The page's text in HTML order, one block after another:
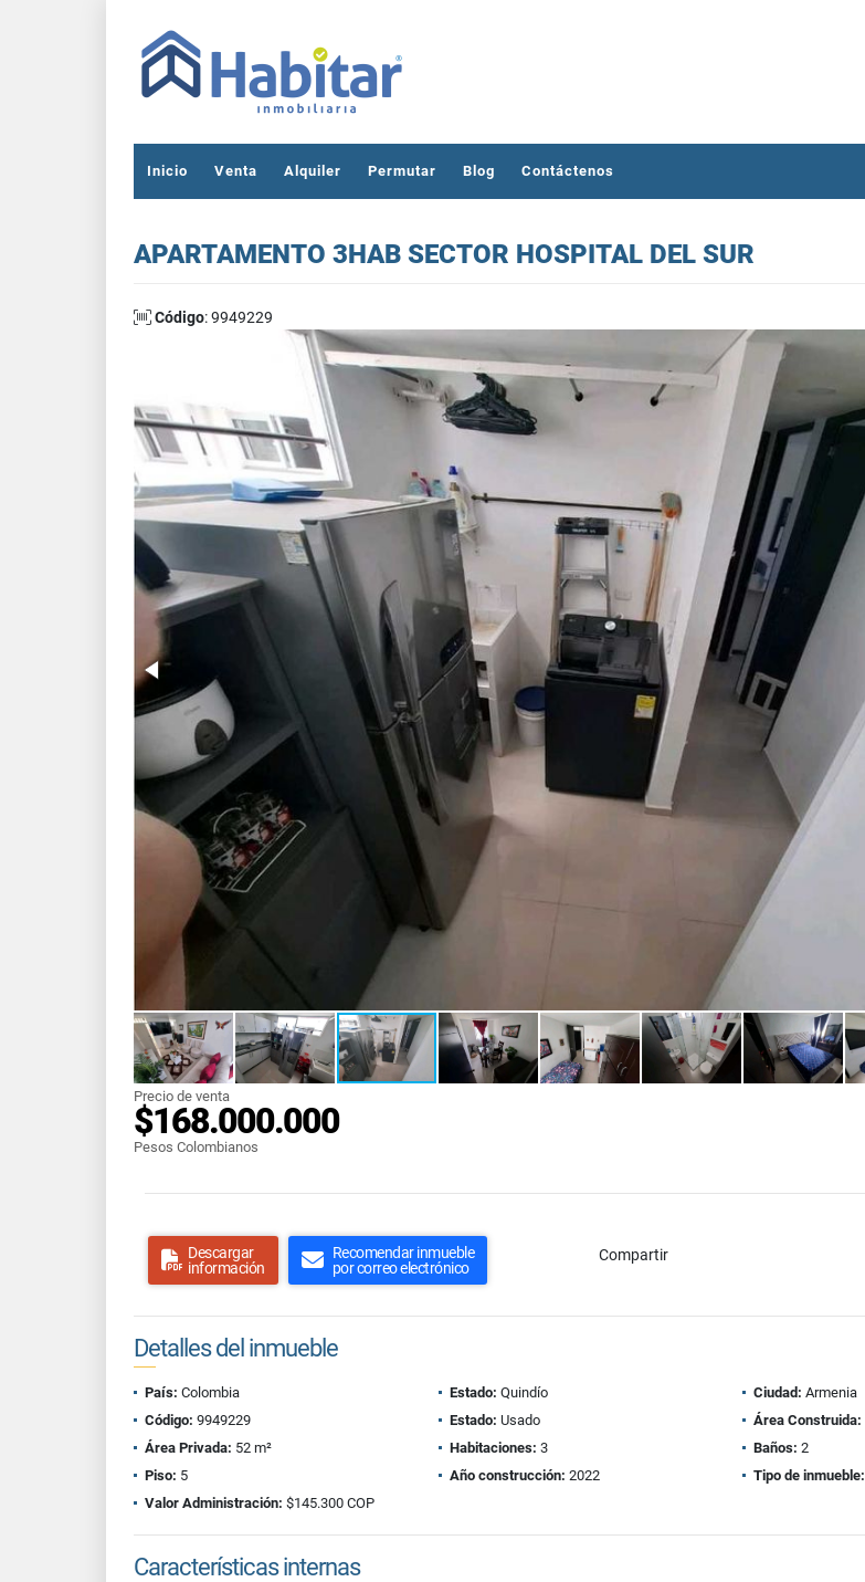
Inicio Venta Alquiler Permutar Blog Contáctenos
APARTAMENTO 3HAB SECTOR HOSPITAL DEL SUR
Código: 9949229
Precio de venta
$168.000.000
Pesos Colombianos
Descargar
información
Recomendar inmueble
por correo electrónico
Compartir
Detalles del inmueble
País: Colombia Estado: Quindío Ciudad: Armenia
Código: 9949229 Estado: Usado Área Construida:
Área Privada: 52 m² Habitaciones: 3 Baños: 2
Piso: 5 Año construcción: 2022 Tipo de inmueble:
Valor Administración: $145.300 COP
Características internas